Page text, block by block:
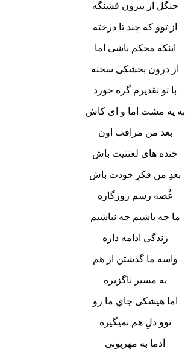
جنگل از بیرون قشنگه
از توو که چند تا درخته
اینکه محکم باشی اما
از درون بخشکی سخته
با تو تقدیرم گره خورد
به یه مشت اما و ای کاش
بعد من مراقب اون
خنده های لعنتیت باش
بعدِ من فکرِ خودت باش
غُصه رسم روزگاره
ما چه باشیم چه نباشیم
زندگی ادامه داره
واسه ما گذشتن از هم
یه مسیر ناگزیره
اما هیشکی جایِ ما رو
توو دلِ هم نمیگیره
آدما به مهربونی